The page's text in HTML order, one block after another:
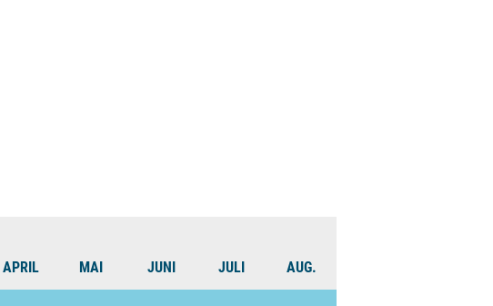
APRIL MAI JUNI JULI AUG.